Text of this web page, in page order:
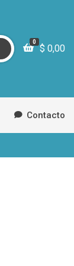
0
$ 0,00
Contacto